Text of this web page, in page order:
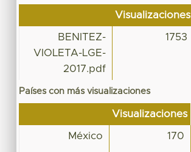
Visualizaciones
BENITEZ-
VIOLETA-LGE-
2017.pdf
1753
Países con más visualizaciones
Visualizaciones
México 170